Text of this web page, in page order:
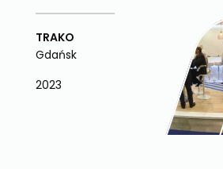
TRAKO
Gdańsk
2023